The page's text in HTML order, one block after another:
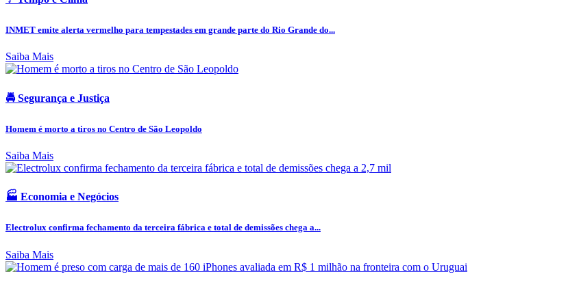
INMET emite alerta vermelho para tempestades em grande parte do Rio Grande do...
Saiba Mais
🚔 Segurança e Justiça
Homem é morto a tiros no Centro de São Leopoldo
Saiba Mais
🏭 Economia e Negócios
Electrolux confirma fechamento da terceira fábrica e total de demissões chega a...
Saiba Mais